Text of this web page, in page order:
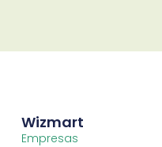
Wizmart
Empresas